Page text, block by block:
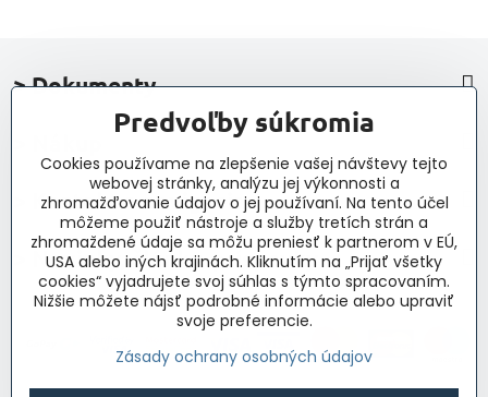
> Dokumenty
> Kontakt a navigácia
> Novinky, články, príspevky
Predvoľby súkromia
Cookies používame na zlepšenie vašej návštevy tejto
webovej stránky, analýzu jej výkonnosti a
zhromažďovanie údajov o jej používaní. Na tento účel
môžeme použiť nástroje a služby tretích strán a
zhromaždené údaje sa môžu preniesť k partnerom v EÚ,
USA alebo iných krajinách. Kliknutím na „Prijať všetky
cookies“ vyjadrujete svoj súhlas s týmto spracovaním.
Nižšie môžete nájsť podrobné informácie alebo upraviť
svoje preferencie.
Zásady ochrany osobných údajov